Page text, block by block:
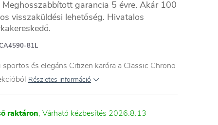
Meghosszabbított garancia 5 évre. Akár 100
visszaküldési lehetőség. Hivatalos
81L
sportos és elegáns Citizen karóra a Classic Chrono
Részletes információ
raktáron 2026.8.13